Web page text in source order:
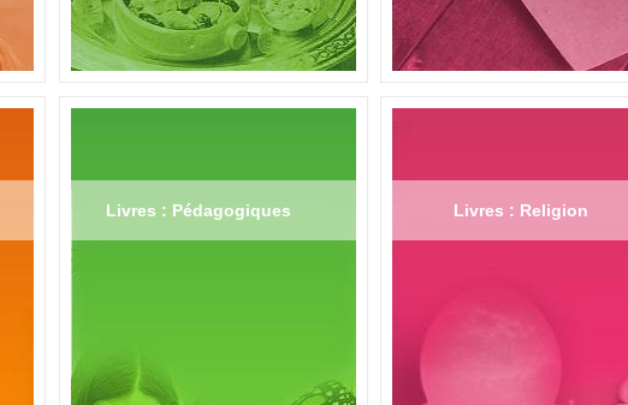
Livres : Pédagogiques Livres : Religion